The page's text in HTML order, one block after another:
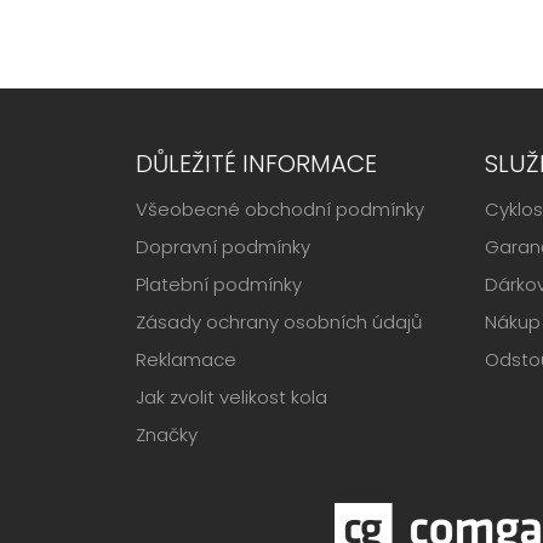
DŮLEŽITÉ INFORMACE
Všeobecné obchodní podmínky
Dopravní podmínky
Platební podmínky
Zásady ochrany osobních údajů
Reklamace
Jak zvolit velikost kola
Značky